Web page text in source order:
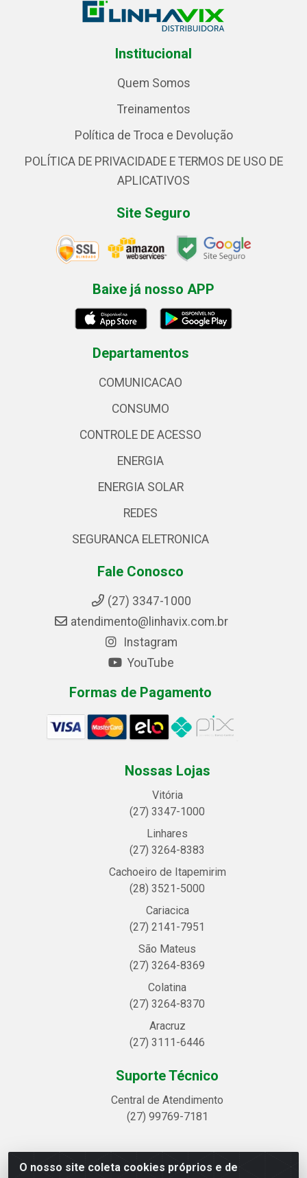
O nosso site coleta cookies próprios e de
Institucional
Quem Somos
Treinamentos
Política de Troca e Devolução
POLÍTICA DE PRIVACIDADE E TERMOS DE USO DE
APLICATIVOS
Site Seguro
Baixe já nosso APP
Departamentos
COMUNICACAO
CONSUMO
CONTROLE DE ACESSO
ENERGIA
ENERGIA SOLAR
REDES
SEGURANCA ELETRONICA
Fale Conosco
(27) 3347-1000
atendimento@linhavix.com.br
Instagram
YouTube
Formas de Pagamento
Nossas Lojas
Vitória
(27) 3347-1000
Linhares
(27) 3264-8383
Cachoeiro de Itapemirim
(28) 3521-5000
Cariacica
(27) 2141-7951
São Mateus
(27) 3264-8369
Colatina
(27) 3264-8370
Aracruz
(27) 3111-6446
Suporte Técnico
Central de Atendimento
(27) 99769-7181